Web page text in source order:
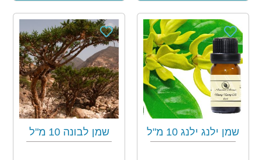
שמן ילנג ילנג 10 מ"ל שמן לבונה 10 מ"ל